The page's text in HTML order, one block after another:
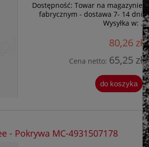
Dostępność: Towar na magazynie
fabrycznym - dostawa 7- 14 dni
Wysyłka w: .
80,26 zł
Cena netto: 65,25 zł
do koszyka
- Pokrywa MC-4931507178